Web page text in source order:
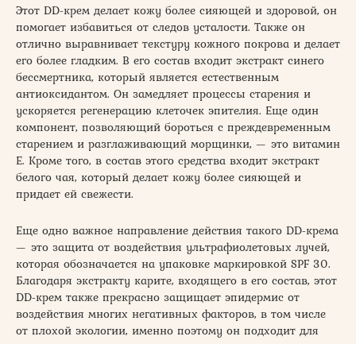
Этот DD-крем делает кожу более сияющей и здоровой, он
помогает избавиться от следов усталости. Также он
отлично выравнивает текстуру кожного покрова и делает
его более гладким. В его состав входит экстракт синего
бессмертника, который является естественным
антиоксидантом. Он замедляет процессы старения и
ускоряется регенерацию клеточек эпителия. Еще один
компонент, позволяющий бороться с преждевременным
старением и разглаживающий морщинки, — это витамин
Е. Кроме того, в состав этого средства входит экстракт
белого чая, который делает кожу более сияющей и
придает ей свежести.
Еще одно важное направление действия такого DD-крема
— это защита от воздействия ультрафиолетовых лучей,
которая обозначается на упаковке маркировкой SPF 30.
Благодаря экстракту карите, входящего в его состав, этот
DD-крем также прекрасно защищает эпидермис от
воздействия многих негативных факторов, в том числе
от плохой экологии, именно поэтому он подходит для